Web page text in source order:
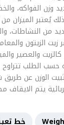
وزن الفواكه،
يُعتبر الميزان
من النشاطات،
الزيتون
والعصير
حسب الطلب تتراوح
الوزن عن طريق
يتم الايقاف
خط